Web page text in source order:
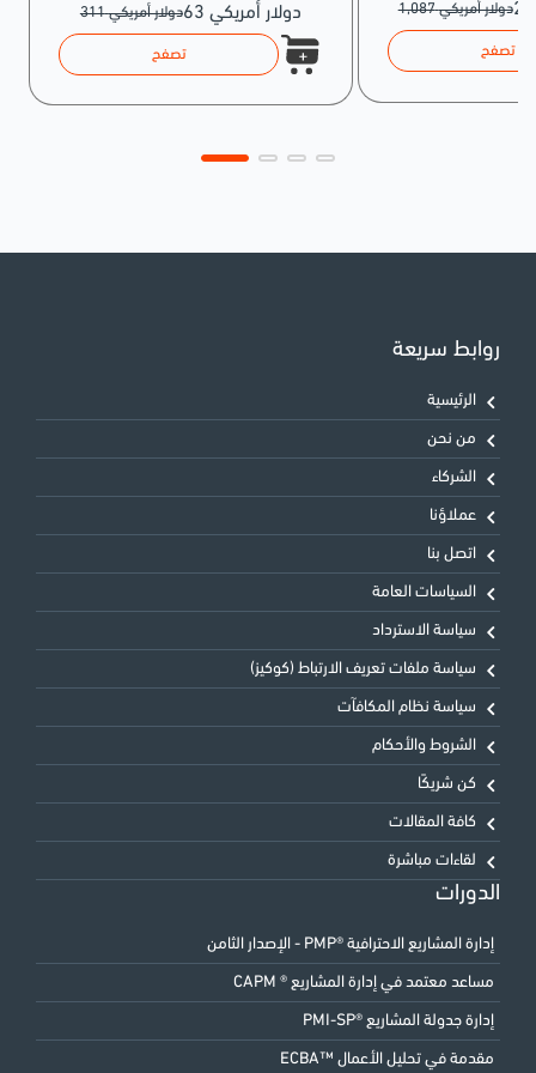
311 دولار أمريكي 63 دولار أمريكي
تصفح
1,087 دولار أمريكي
تصفح
روابط سريعة
الرئيسية
من نحن
الشركاء
عملاؤنا
اتصل بنا
السياسات العامة
سياسة الاسترداد
سياسة ملفات تعريف الارتباط (كوكيز)
سياسة نظام المكافآت
الشروط والأحكام
كن شريكًا
كافة المقالات
لقاءات مباشرة
الدورات
إدارة المشاريع الاحترافية ®PMP - الإصدار الثامن
مساعد معتمد في إدارة المشاريع ® CAPM
إدارة جدولة المشاريع ®PMI-SP
مقدمة في تحليل الأعمال ™ECBA